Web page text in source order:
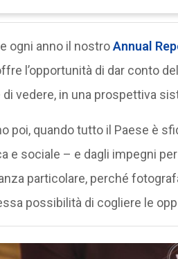
ogni anno il nostroAnnual
l’opportunità di dar conto
di vedere, in una prospettiva
poi, quando tutto il Paese è
e sociale – e dagli impegni per
particolare, perché
possibilità di cogliere le